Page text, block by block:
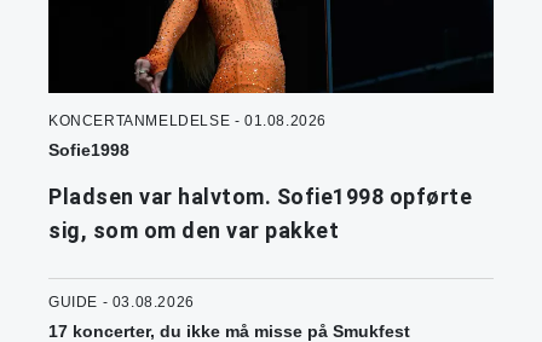
KONCERTANMELDELSE - 01.08.2026
Sofie1998
Pladsen var halvtom. Sofie1998 opførte
sig, som om den var pakket
GUIDE - 03.08.2026
17 koncerter, du ikke må misse på Smukfest